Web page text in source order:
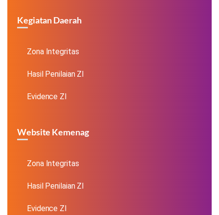
Kegiatan Daerah
Zona Integritas
Hasil Penilaian ZI
Evidence ZI
Website Kemenag
Zona Integritas
Hasil Penilaian ZI
Evidence ZI